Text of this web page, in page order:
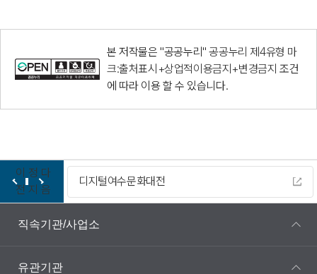
본 저작물은 "공공누리"공공누리 제4유형 마
크:출처표시+상업적이용금지+변경금지 조건
에 따라 이용 할 수 있습니다.
이
전
정
지
다
음
디지털여수문화대전
직속기관/사업소
유관기관